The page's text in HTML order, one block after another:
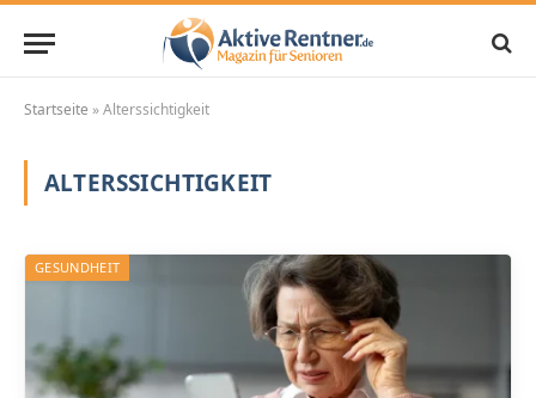
Startseite »Alterssichtigkeit
ALTERSSICHTIGKEIT
GESUNDHEIT